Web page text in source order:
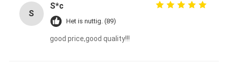
S
S*c
Het is nuttig. (89)
good price,good quality!!!